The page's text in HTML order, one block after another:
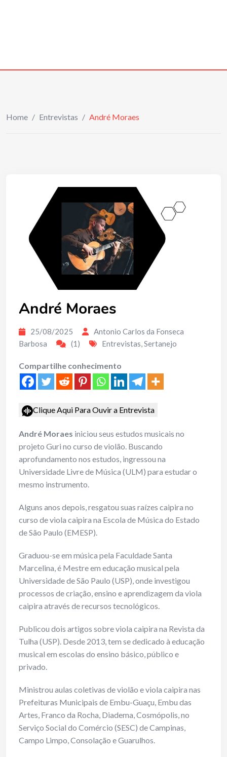
Home / Entrevistas / André Moraes
André Moraes
25/08/2025
Antonio Carlos da Fonseca
Barbosa
(1) Entrevistas Sertanejo
Compartilhe conhecimento
Clique Aqui Para Ouvir a Entrevista
André Moraes iniciou seus estudos musicais no
projeto Guri no curso de violão. Buscando
aprofundamento nos estudos, ingressou na
Universidade Livre de Música (ULM) para estudar o
mesmo instrumento.
Alguns anos depois, resgatou suas raízes caipira no
curso de viola caipira na Escola de Música do Estado
de São Paulo (EMESP).
Graduou-se em música pela Faculdade Santa
Marcelina, é Mestre em educação musical pela
Universidade de São Paulo (USP), onde investigou
processos de criação, ensino e aprendizagem da viola
caipira através de recursos tecnológicos.
Publicou dois artigos sobre viola caipira na Revista da
Tulha (USP). Desde 2013, tem se dedicado à educação
musical em escolas do ensino básico, público e
privado.
Ministrou aulas coletivas de violão e viola caipira nas
Prefeituras Municipais de Embu-Guaçu, Embu das
Artes, Franco da Rocha, Diadema, Cosmópolis, no
Serviço Social do Comércio (SESC) de Campinas,
Campo Limpo, Consolação e Guarulhos.